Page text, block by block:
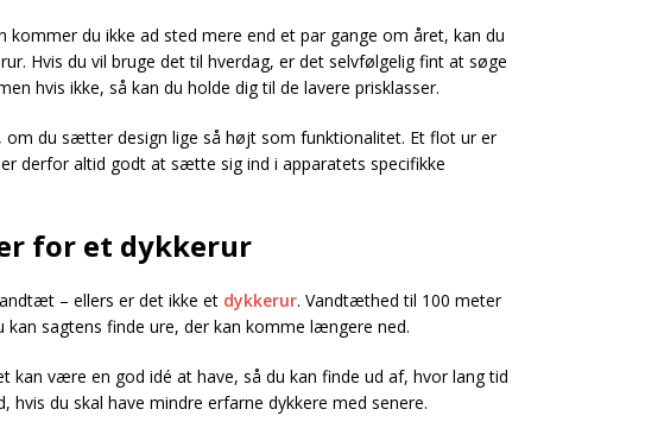
kommer du ikke ad sted mere end et par gange om året, kan du
Hvis du vil bruge det til hverdag, er det selvfølgelig fint at søge
hvis ikke, så kan du holde dig til de lavere prisklasser.
du sætter design lige så højt som funktionalitet. Et flot ur er
derfor altid godt at sætte sig ind i apparatets specifikke
for et dykkerur
– ellers er det ikke et dykkerur. Vandtæthed til 100 meter
sagtens finde ure, der kan komme længere ned.
kan være en god idé at have, så du kan finde ud af, hvor lang tid
du skal have mindre erfarne dykkere med senere.